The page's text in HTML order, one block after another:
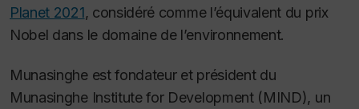
Planet 2021, considéré comme l’équivalent du prix
Nobel dans le domaine de l’environnement.
Munasinghe est fondateur et président du
Munasinghe Institute for Development (MIND), un